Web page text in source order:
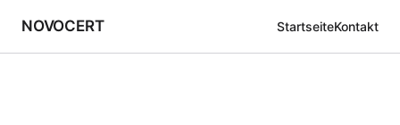
NOVOCERT StartseiteKontakt